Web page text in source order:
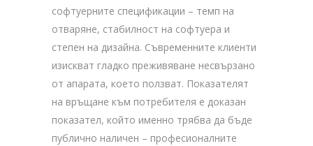
софтуерните спецификации – темп на
отваряне, стабилност на софтуера и
степен на дизайна. Съвременните клиенти
изискват гладко преживяване несвързано
от апарата, което ползват. Показателят
на връщане към потребителя е доказан
показател, който именно трябва да бъде
публично наличен – професионалните